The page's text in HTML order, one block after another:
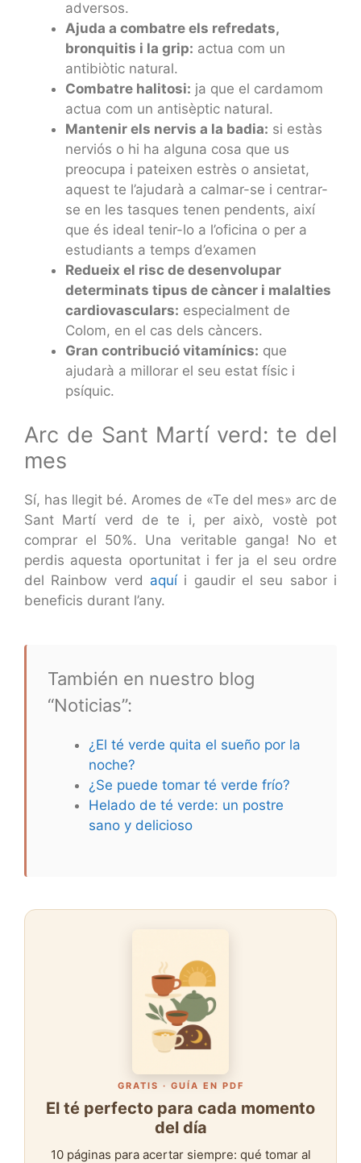
adversos.
Ajuda a combatre els refredats,
bronquitis i la grip: actua com un
antibiòtic natural.
Combatre halitosi: ja que el cardamom
actua com un antisèptic natural.
Mantenir els nervis a la badia: si estàs
nerviós o hi ha alguna cosa que us
preocupa i pateixen estrès o ansietat,
aquest te l’ajudarà a calmar-se i centrar-
se en les tasques tenen pendents, així
que és ideal tenir-lo a l’oficina o per a
estudiants a temps d’examen
Redueix el risc de desenvolupar
determinats tipus de càncer i malalties
cardiovasculars: especialment de
Colom, en el cas dels càncers.
Gran contribució vitamínics: que
ajudarà a millorar el seu estat físic i
psíquic.
Arc de Sant Martí verd: te del
mes
Sí, has llegit bé. Aromes de «Te del mes» arc de
Sant Martí verd de te i, per això, vostè pot
comprar el 50%. Una veritable ganga! No et
perdis aquesta oportunitat i fer ja el seu ordre
del Rainbow verd aquíi gaudir el seu sabor i
beneficis durant l’any.
También en nuestro blog
“Noticias”:
¿El té verde quita el sueño por la
noche?
¿Se puede tomar té verde frío?
Helado de té verde: un postre
sano y delicioso
GRATIS · GUÍA EN PDF
El té perfecto para cada momento
del día
10 páginas para acertar siempre: qué tomar al